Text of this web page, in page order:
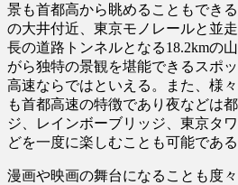
景も首都高から眺めることもでき
の大井付近、東京モノレールと並
長の道路トンネルとなる18.2kmの
がら独特の景観を堪能できるスポ
高速ならではといえる。また、様
も首都高速の特徴であり夜などは
ジ、レインボーブリッジ、東京タ
どを一度に楽しむことも可能である
漫画や映画の舞台になることも度